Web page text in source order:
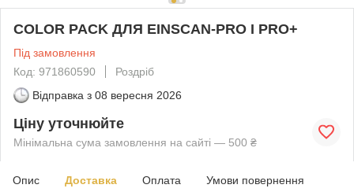
COLOR PACK ДЛЯ EINSCAN-PRO І PRO+
Під замовлення
Код: 971860590
Роздріб
Відправка з 08 вересня 2026
Ціну уточнюйте
Мінімальна сума замовлення на сайті — 500 ₴
Опис Доставка Оплата Умови повернення